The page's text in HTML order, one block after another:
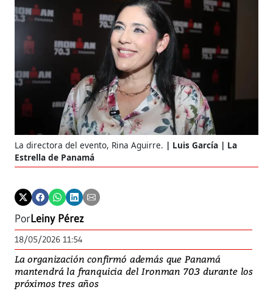
La directora del evento, Rina Aguirre.
Luis García | La
Estrella de Panamá
PorLeiny Pérez
18/05/2026 11:54
La organización confirmó además que Panamá
mantendrá la franquicia del Ironman 70.3 durante los
próximos tres años